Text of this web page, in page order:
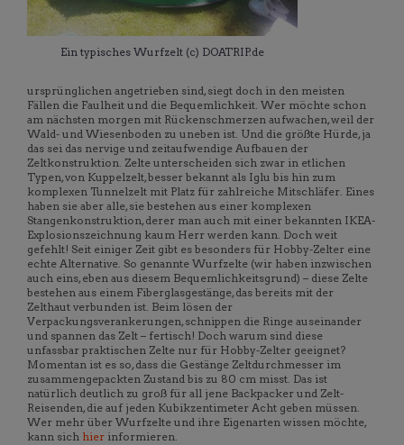
Ein typisches Wurfzelt (c) DOATRIP.de
ursprünglichen angetrieben sind, siegt doch in den meisten
Fällen die Faulheit und die Bequemlichkeit. Wer möchte schon
am nächsten morgen mit Rückenschmerzen aufwachen, weil der
Wald- und Wiesenboden zu uneben ist. Und die größte Hürde, ja
das sei das nervige und zeitaufwendige Aufbauen der
Zeltkonstruktion. Zelte unterscheiden sich zwar in etlichen
Typen, von Kuppelzelt, besser bekannt als Iglu bis hin zum
komplexen Tunnelzelt mit Platz für zahlreiche Mitschläfer. Eines
haben sie aber alle, sie bestehen aus einer komplexen
Stangenkonstruktion, derer man auch mit einer bekannten IKEA-
Explosionszeichnung kaum Herr werden kann. Doch weit
gefehlt! Seit einiger Zeit gibt es besonders für Hobby-Zelter eine
echte Alternative. So genannte Wurfzelte (wir haben inzwischen
auch eins, eben aus diesem Bequemlichkeitsgrund) – diese Zelte
bestehen aus einem Fiberglasgestänge, das bereits mit der
Zelthaut verbunden ist. Beim lösen der
Verpackungsverankerungen, schnippen die Ringe auseinander
und spannen das Zelt – fertisch! Doch warum sind diese
unfassbar praktischen Zelte nur für Hobby-Zelter geeignet?
Momentan ist es so, dass die Gestänge Zeltdurchmesser im
zusammengepackten Zustand bis zu 80 cm misst. Das ist
natürlich deutlich zu groß für all jene Backpacker und Zelt-
Reisenden, die auf jeden Kubikzentimeter Acht geben müssen.
Wer mehr über Wurfzelte und ihre Eigenarten wissen möchte,
kann sich hier informieren.